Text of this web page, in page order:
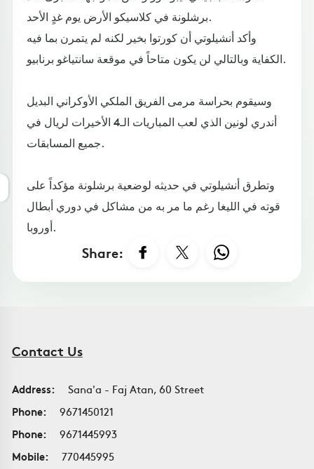
برشلونة في كلاسيكو الأرض يوم غدٍ الأحد.
وأكد أنشيلوتي أن كورتوا بخير لكنه لم يتمرن بما فيه
الكفاية وبالتالي لن يكون متاحاً في موقعة سانتياغو برنابيو.
وسيقوم بحراسة مرمى الفريق الملكي الأوكراني البديل
أندري لونين الذي لعب المباريات الـ4 الأخيرات لريال في
جميع المسابقات.
وتطرق أنشيلوتي في حديثه لوضعية برشلونة مؤكداً على
قوته في الليغا رغم ما مر به من مشاكل في دوري أبطال
أوروبا.
Share:
Contact Us
Address:
Sana'a - Faj Atan, 60 Street
Phone:
9671450121
Phone:
9671445993
Mobile:
770445995